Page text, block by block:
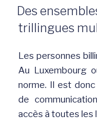
LE
Des
trillingues
Les personnes
Au Luxembourg
norme. Il est
de
accès à toutes les